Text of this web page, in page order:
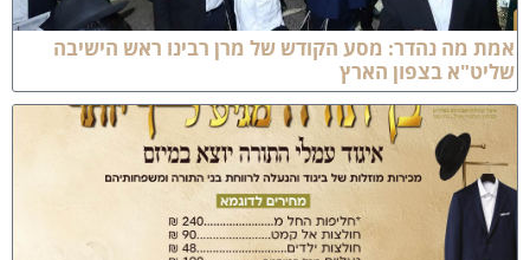
מה נהדר: מסע הקודש של מרן רבינו ראש הישיבה
בצפון הארץ